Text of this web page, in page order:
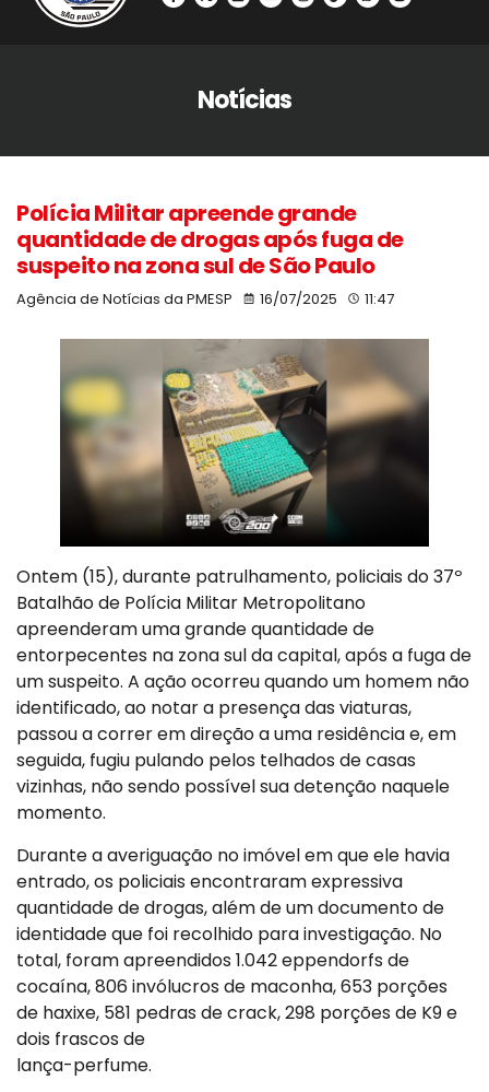
Notícias
Polícia Militar apreende grande
quantidade de drogas após fuga de
suspeito na zona sul de São Paulo
Agência de Notícias da PMESP 16/07/2025 11:47
Ontem (15), durante patrulhamento, policiais do 37º
Batalhão de Polícia Militar Metropolitano
apreenderam uma grande quantidade de
entorpecentes na zona sul da capital, após a fuga de
um suspeito. A ação ocorreu quando um homem não
identificado, ao notar a presença das viaturas,
passou a correr em direção a uma residência e, em
seguida, fugiu pulando pelos telhados de casas
vizinhas, não sendo possível sua detenção naquele
momento.
Durante a averiguação no imóvel em que ele havia
entrado, os policiais encontraram expressiva
quantidade de drogas, além de um documento de
identidade que foi recolhido para investigação. No
total, foram apreendidos 1.042 eppendorfs de
cocaína, 806 invólucros de maconha, 653 porções
de haxixe, 581 pedras de crack, 298 porções de K9 e
dois frascos de
lança-perfume.